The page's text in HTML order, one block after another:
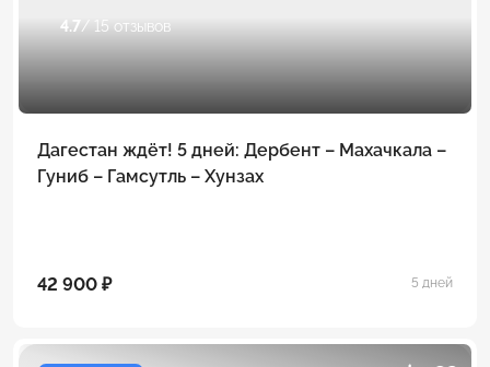
4.7/ 15 отзывов
Дагестан ждёт! 5 дней: Дербент – Махачкала –
Гуниб – Гамсутль – Хунзах
42 900 ₽ 5 дней